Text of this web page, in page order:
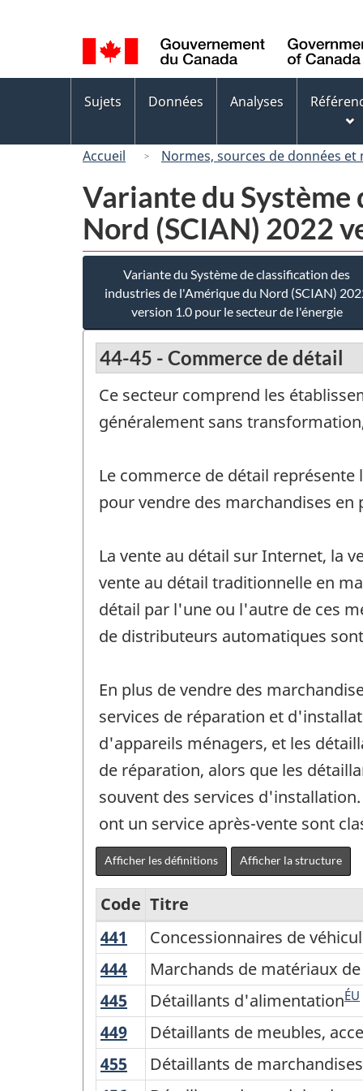
de
la
langue
des
Sujets Données Analyses
Accueil Normes, sources de données et
Variante du
Nord (SCIAN) 2022
Variante du Système de classification des
industries de l'Amérique du Nord (SCIAN)
version 1.0 pour le secteur de l'énergie
44-45 - Commerce de détail
Ce secteur comprend les
généralement sans
Le commerce de détail
pour vendre des marchandises
La vente au détail sur Internet, la
vente au détail traditionnelle en
détail par l'une ou l'autre de ces
de distributeurs automatiques
En plus de vendre des
services de réparation et
d'appareils ménagers, et les
de réparation, alors que les
souvent des services
ont un service après-vente sont
Afficher les définitions Afficher la structure
Variante
du
Système
de
classification
des
Code Titre
441
Concessionnaires
de
véhicules
pièces
automobiles
Concessionnaires de
444 Marchands
de
matériaux
construction
et
Marchands de matériaux
445 Détaillants
d'alimentation
Détaillants d'alimentationÉU
449 Détaillants
de
meubles,
Détaillants de meubles,
455 Détaillants
de
Détaillants de